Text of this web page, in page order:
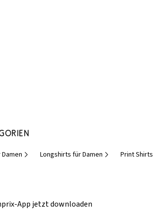
Longshirts für Damen Print Shirts
App jetzt downloaden